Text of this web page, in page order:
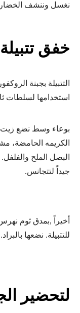
نغسل وننشف الخضار
خفق
التتبيلة بجبنة
استخدامها لسلطات
بوعاء وسط نضع زيت
الكريمه
البصل الملح
جيداً لتتجانس.
أخيراً ,بمدق ثوم
للتتبيلة. نضعها بالبراد.
لتحضير